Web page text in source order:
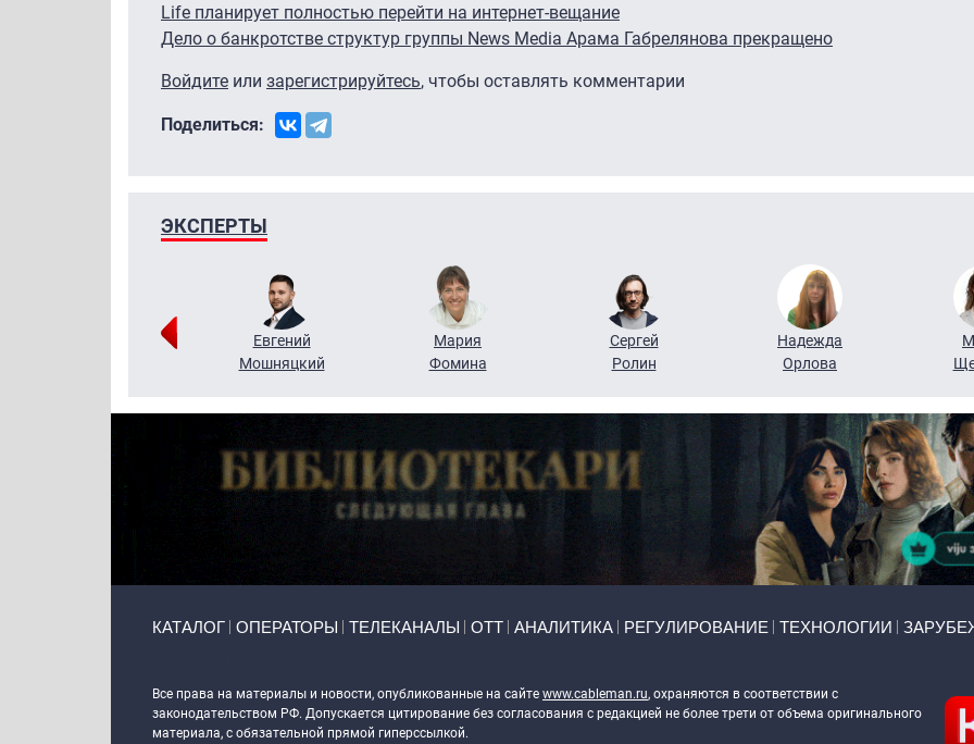
Life планирует полностью перейти на интернет-вещание
Дело о банкротстве структур группы News Media Арама Габрелянова прекращено
Войдите или зарегистрируйтесь, чтобы оставлять комментарии
Поделиться:
ЭКСПЕРТЫ
Евгений
Мошняцкий
Мария
Фомина
Сергей
Ролин
Надежда
Орлова
КАТАЛОГ ОПЕРАТОРЫ ТЕЛЕКАНАЛЫ ОТТ АНАЛИТИКА РЕГУЛИРОВАНИЕ ТЕХНОЛОГИИ
Все права на материалы и новости, опубликованные на сайте www.cableman.ru, охраняются в соответствии с
законодательством РФ. Допускается цитирование без согласования с редакцией не более трети от объема оригинального
материала, с обязательной прямой гиперссылкой.